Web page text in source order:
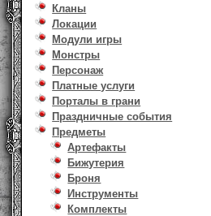
Кланы
Локации
Модули игры
Монстры
Персонаж
Платные услуги
Порталы в грани
Праздничные события
Предметы
Артефакты
Бижутерия
Броня
Инструменты
Комплекты